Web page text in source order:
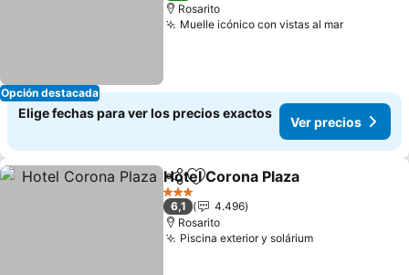
Opción destacada
Rosarito
Muelle icónico con vistas al marVer
Elige fechas para ver los precios exactos
Ver precios
CompartirAgregar a favoritos
Hotel Corona Plaza
3 Estrellas
6,1
4.496
Rosarito
Piscina exterior y soláriumVer precios